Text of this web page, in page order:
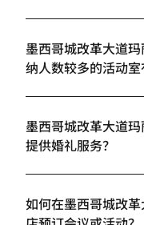
墨西哥城改革大道
纳人数较多的活动室
墨西哥城改革大道
提供婚礼服务？
如何在墨西哥城改